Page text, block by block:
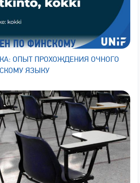
ОПЫТ ПРОХОЖДЕНИЯ ОЧНОГО
ЯЗЫКУ